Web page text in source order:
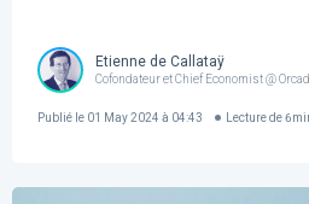
Etienne de Callataÿ
Cofondateur et Chief Economist @
Publié le 01 May 2024 à 04:43 Lecture de 6